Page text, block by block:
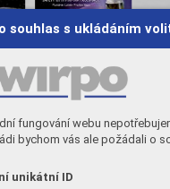
souhlas s ukládáním
fungování webu
bychom vás ale požádali o
unikátní ID